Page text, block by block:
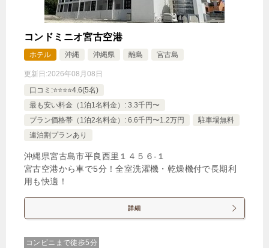
コンドミニオ宮古空港
ホテル 沖縄 沖縄県 離島 宮古島
更新日:2026年08月08日
口コミ:⭐️⭐️⭐️⭐️4.6(5名)
最も安い料金（1泊1名料金）: 3.3千円〜
プラン価格帯（1泊2名料金）: 6.6千円〜1.2万円
駐車場無料
連泊割プランあり
沖縄県宮古島市平良西里１４５６‐１
宮古空港から車で5分！全室洗濯機・乾燥機付で長期利
用も快適！
詳細
コンビニまで徒歩5分